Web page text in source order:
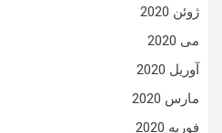
ژوئن 2020
می 2020
آوریل 2020
مارس 2020
فوریه 2020